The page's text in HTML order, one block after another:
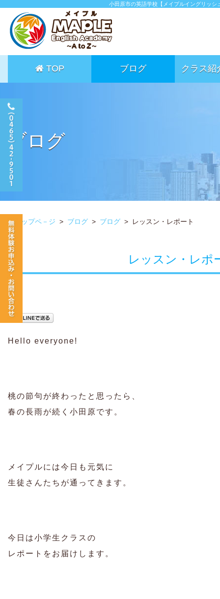
小田原市の英語学校【メイプルイングリッ
TOP ブログ クラス紹
ブログ
トップペ－ジ > ブログ > ブログ > レッスン・レポート
レッスン・レポ
Hello everyone!
桃の節句が終わったと思ったら、
春の長雨が続く小田原です。
メイプルには今日も元気に
生徒さんたちが通ってきます。
今日は小学生クラスの
レポートをお届けします。